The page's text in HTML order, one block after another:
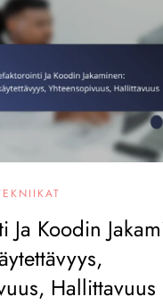
Ja Koodin
Hallittavuus